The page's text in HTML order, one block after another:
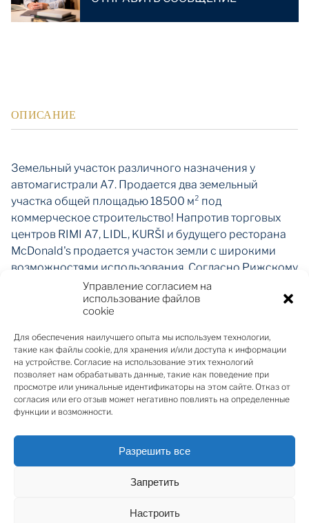
Управление согласием на
использование файлов
cookie
Для обеспечения наилучшего опыта мы используем технологии,
такие как файлы cookie, для хранения и/или доступа к информации
на устройстве. Согласие на использование этих технологий
позволяет нам обрабатывать данные, такие как поведение при
просмотре или уникальные идентификаторы на этом сайте. Отказ от
согласия или его отзыв может негативно повлиять на определенные
функции и возможности.
Разрешить все
Запретить
Настроить
ОПИСАНИЕ
Земельный участок различного назначения у
автомагистрали А7. Продается два земельный
участка общей площадью 18500 м² под
коммерческое строительство! Напротив торговых
центров RIMI A7, LIDL, KURŠI и будущего ресторана
McDonald's продается участок земли с широкими
возможностями использования. Согласно Рижскому
городскому плану развития, это зона застройки JC2.
Разрешенно строительство торговых и сервисных
объектов, строительство частных домов,
многоквартирных домов и таунхаусов,
строительство туристических, культурно-
спортивных зданий, образовательных и
медицинских учреждений. Участок расположен за
пределами Красной линии. Лесных массивов нет. На
участке подключение к газопроводу. Подезд к
участку с 2-х сторон. Согласно Рижскому
городскому плану развития, планируется
благоустройство прилегающей улицы, пешеходный
туннель и велосипедной дорожки. На одной части